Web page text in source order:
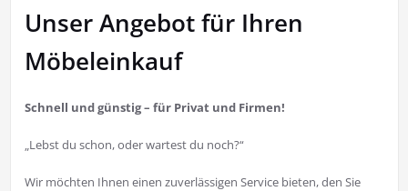
Unser Angebot für Ihren
Möbeleinkauf
Schnell und günstig – für Privat und Firmen!
„Lebst du schon, oder wartest du noch?“
Wir möchten Ihnen einen zuverlässigen Service bieten, den Sie